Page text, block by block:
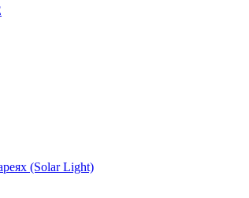
(Solar Light)